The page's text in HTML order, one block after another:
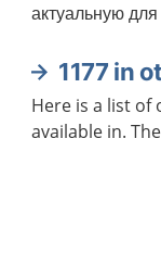
актуальную
1177 in
Here is a list of
available in.